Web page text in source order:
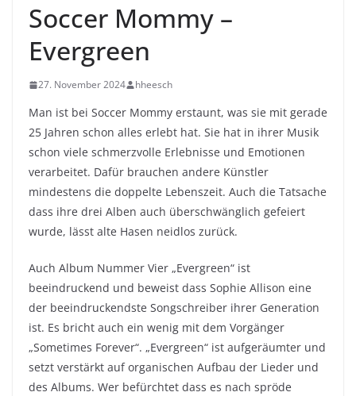
Soccer Mommy –
Evergreen
27. November 2024 hheesch
Man ist bei Soccer Mommy erstaunt, was sie mit gerade
25 Jahren schon alles erlebt hat. Sie hat in ihrer Musik
schon viele schmerzvolle Erlebnisse und Emotionen
verarbeitet. Dafür brauchen andere Künstler
mindestens die doppelte Lebenszeit. Auch die Tatsache
dass ihre drei Alben auch überschwänglich gefeiert
wurde, lässt alte Hasen neidlos zurück.
Auch Album Nummer Vier „Evergreen“ ist
beeindruckend und beweist dass Sophie Allison eine
der beeindruckendste Songschreiber ihrer Generation
ist. Es bricht auch ein wenig mit dem Vorgänger
„Sometimes Forever“. „Evergreen“ ist aufgeräumter und
setzt verstärkt auf organischen Aufbau der Lieder und
des Albums. Wer befürchtet dass es nach spröde